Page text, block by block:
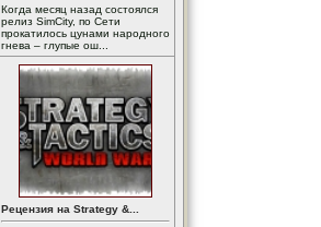
Когда месяц назад состоялся
релиз SimCity, по Сети
прокатилось цунами народного
гнева – глупые ош...
Рецензия на Strategy &...